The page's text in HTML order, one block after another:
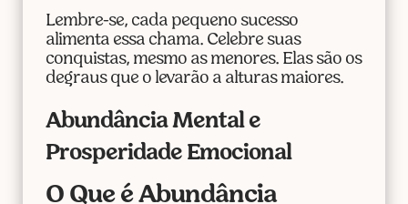
Lembre-se, cada pequeno sucesso
alimenta essa chama. Celebre suas
conquistas, mesmo as menores. Elas são os
degraus que o levarão a alturas maiores.
Abundância Mental e
Prosperidade Emocional
O Que é Abundância